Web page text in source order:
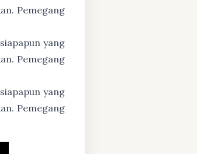
Pemegang
yang
Pemegang
yang
Pemegang